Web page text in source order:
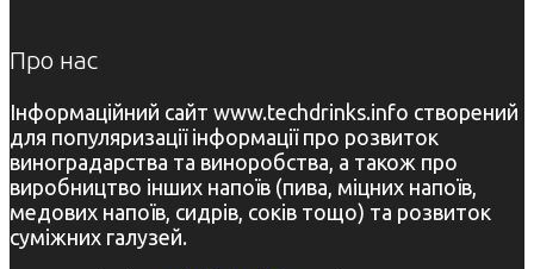
Про нас
Інформаційний сайт www.techdrinks.info створений
для популяризації інформації про розвиток
виноградарства та виноробства, а також про
виробництво інших напоїв (пива, міцних напоїв,
медових напоїв, сидрів, соків тощо) та розвиток
суміжних галузей.